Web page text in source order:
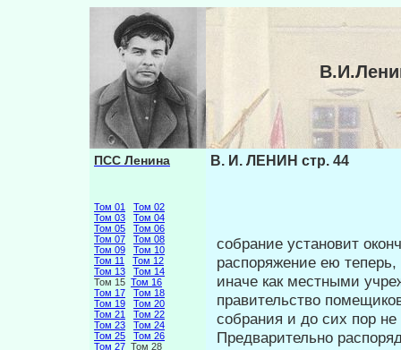
ПСС Ленина
Том 01
Том 02
Том 03
Том 04
Том 05
Том 06
Том 07
Том 08
Том 09
Том 10
Том 11
Том 12
Том 13
Том 14
Том 15 Том 16
Том 17
Том 18
Том 19
Том 20
Том 21
Том 22
Том 23
Том 24
Том 25
Том 26
Том 27 Том 28
В. И. ЛЕНИН стр. 44
собрание установит
распоря­жение ею
иначе как местны­ми
правительство
собрания и до сих пор
Предварительно